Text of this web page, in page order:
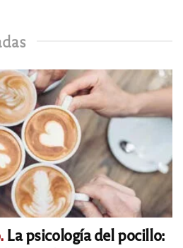
La psicología del pocillo: